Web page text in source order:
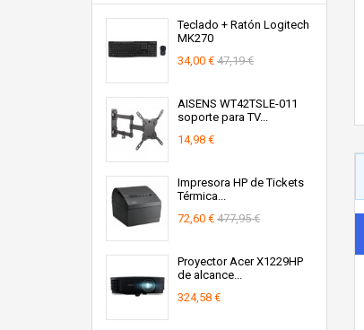
Teclado + Ratón Logitech
MK270
34,00 € 47,19 €
AISENS WT42TSLE-011
soporte para TV...
14,98 €
Impresora HP de Tickets
Térmica...
72,60 € 477,95 €
Proyector Acer X1229HP
de alcance...
324,58 €